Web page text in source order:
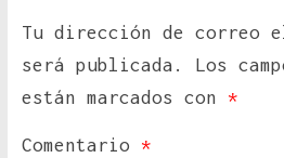
Tu dirección de correo
será publicada.
Los
están marcados con *
Comentario *